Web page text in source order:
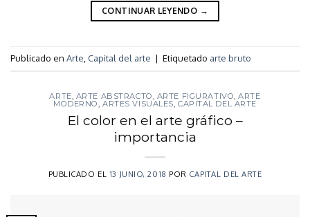
CONTINUAR LEYENDO →
Publicado en Arte, Capital del arte | Etiquetado arte bruto
ARTE, ARTE ABSTRACTO, ARTE FIGURATIVO,ARTE
MODERNO,ARTES VISUALES,CAPITAL DEL ARTE
El color en el arte gráfico –
importancia
PUBLICADO EL 13 JUNIO, 2018 POR CAPITAL DEL ARTE